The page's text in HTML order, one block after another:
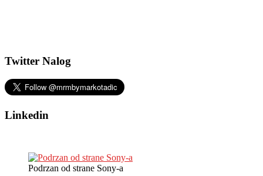
Twitter Nalog
Linkedin
Podrzan od strane Sony-a